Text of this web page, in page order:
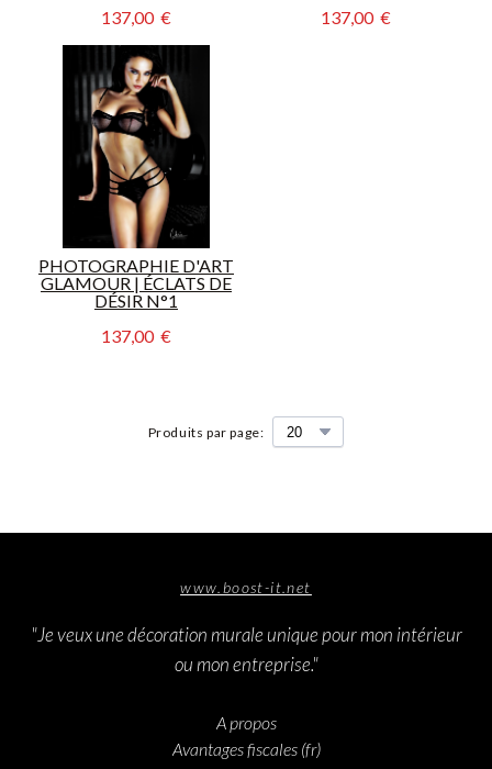
137,00  €
137,00  €
PHOTOGRAPHIE D'ART
GLAMOUR | ÉCLATS DE
DÉSIR N°1
137,00  €
Produits par page:
www.boost-it.net
"Je veux une décoration murale unique pour mon intérieur
ou mon entreprise."
A propos
Avantages fiscales (fr)